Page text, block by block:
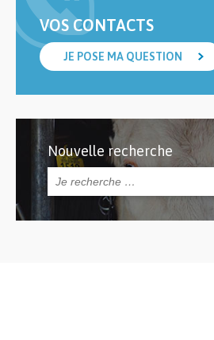
VOS CONTACTS
JE POSE MA QUESTION
Nouvelle recherche